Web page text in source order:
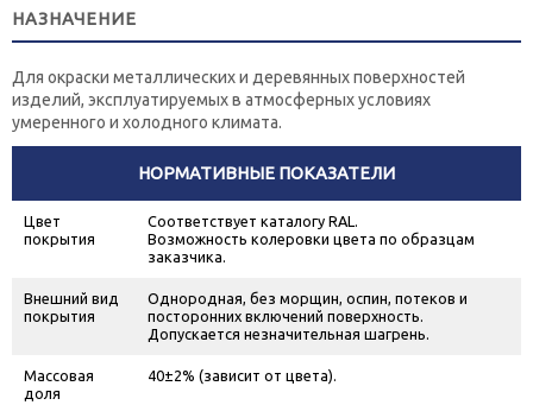
НАЗНАЧЕНИЕ
Для окраски металлических и деревянных поверхностей
изделий, эксплуатируемых в атмосферных условиях
умеренного и холодного климата.
НОРМАТИВНЫЕ ПОКАЗАТЕЛИ
Цвет
покрытия
Соответствует каталогу RAL.
Возможность колеровки цвета по образцам
заказчика.
Внешний вид
покрытия
Однородная, без морщин, оспин, потеков и
посторонних включений поверхность.
Допускается незначительная шагрень.
Массовая
доля
40±2% (зависит от цвета).